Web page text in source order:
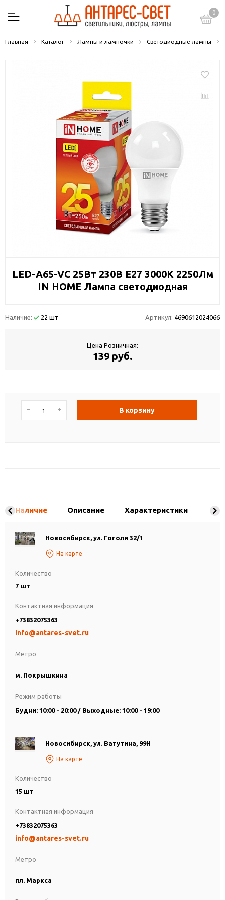
0
Главная Каталог Лампы и лампочки Светодиодные лампы
LED-A65-VC 25Вт 230В Е27 3000К 2250Лм
IN HOME Лампа светодиодная
Наличие: 22 шт Артикул: 4690612024066
Цена Розничная:
139 руб.
− + В корзину
Наличие Описание Характеристики
Новосибирск, ул. Гоголя 32/1
На карте
Количество
7 шт
Метро
м. Покрышкина
Контактная информация
+73832075363
info@antares-svet.ru
Режим работы
Будни: 10:00 - 20:00 / Выходные: 10:00 - 19:00
Новосибирск, ул. Ватутина, 99Н
На карте
Количество
15 шт
Метро
пл. Маркса
Контактная информация
+73832075363
info@antares-svet.ru